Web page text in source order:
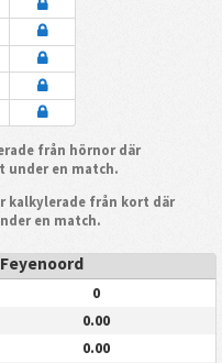
från hörnor där
under en match.
kalkylerade från kort där
en match.
0
0.00
0.00